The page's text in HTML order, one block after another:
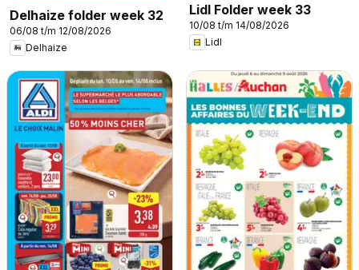
Delhaize folder week 32
06/08 t/m 12/08/2026
Delhaize
Lidl Folder week 33
10/08 t/m 14/08/2026
Lidl